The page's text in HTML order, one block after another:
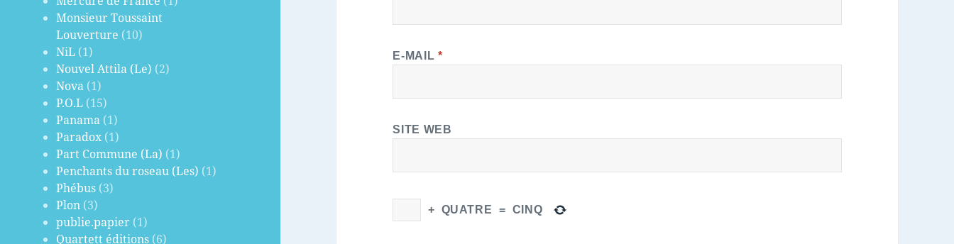
Monsieur Toussaint
Louverture (10)
NiL (1)
Nouvel Attila (Le) (2)
Nova (1)
P.O.L (15)
Panama (1)
Paradox (1)
Part Commune (La) (1)
Penchants du roseau (Les) (1)
Phébus (3)
Plon (3)
publie.papier (1)
Quartett éditions (6)
E-MAIL *
SITE WEB
+ QUATRE = CINQ